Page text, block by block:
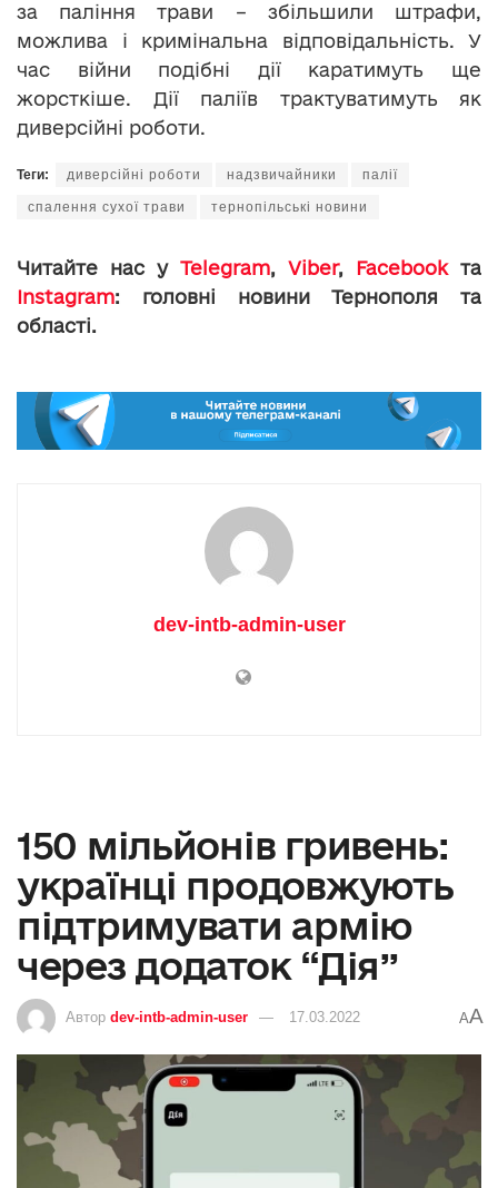
за паління трави – збільшили штрафи,
можлива і кримінальна відповідальність. У
час війни подібні дії каратимуть ще
жорсткіше. Дії паліїв трактуватимуть як
диверсійні роботи.
Теги: диверсійні роботи надзвичайники палії
спалення сухої трави тернопільські новини
Читайте нас у Telegram, Viber, Facebookта
Instagram: головні новини Тернополя та
області.
dev-intb-admin-user
150 мільйонів гривень:
українці продовжують
підтримувати армію
через додаток “Дія”
Автор dev-intb-admin-user 17.03.2022 AA